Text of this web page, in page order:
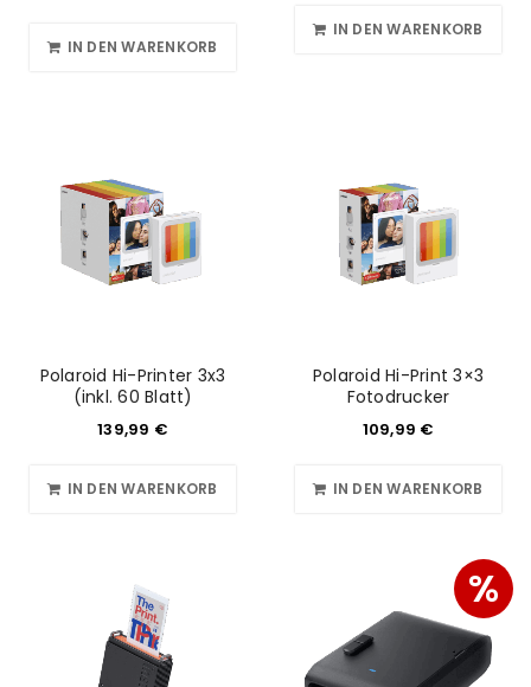
IN DEN WARENKORB
IN DEN WARENKORB
Polaroid Hi-Printer 3x3
(inkl. 60 Blatt)
139,99 €
IN DEN WARENKORB
Polaroid Hi-Print 3×3
Fotodrucker
109,99 €
IN DEN WARENKORB
%